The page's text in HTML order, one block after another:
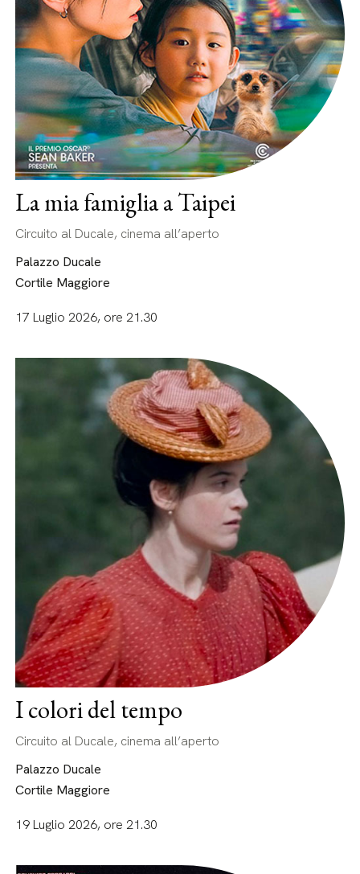
La mia famiglia a Taipei
Circuito al Ducale, cinema all’aperto
Palazzo Ducale
Cortile Maggiore
17 Luglio 2026, ore 21.30
I colori del tempo
Circuito al Ducale, cinema all’aperto
Palazzo Ducale
Cortile Maggiore
19 Luglio 2026, ore 21.30